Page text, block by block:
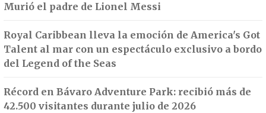
Murió el padre de Lionel Messi
Royal Caribbean lleva la emoción de America's Got
Talent al mar con un espectáculo exclusivo a bordo
del Legend of the Seas
Récord en Bávaro Adventure Park: recibió más de
42.500 visitantes durante julio de 2026